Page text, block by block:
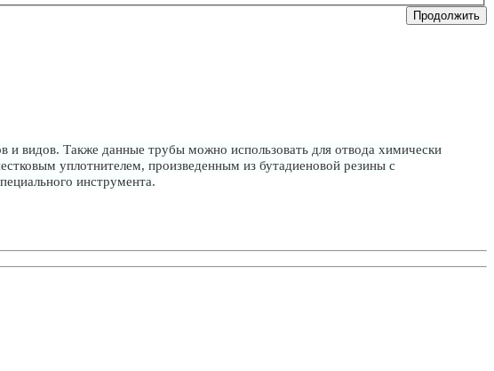
Продолжить
и видов. Также данные трубы можно использовать для отвода химически
уплотнителем, произведенным из бутадиеновой резины с
инструмента.